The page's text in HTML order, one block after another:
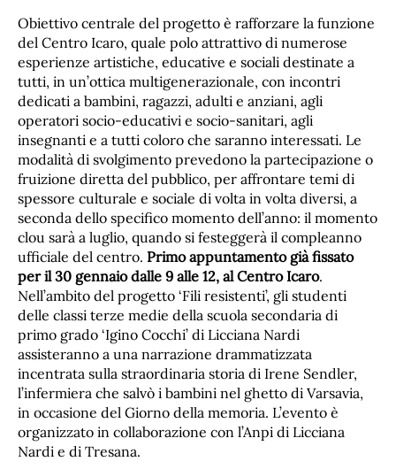
Obiettivo centrale del progetto è rafforzare la funzione
del Centro Icaro, quale polo attrattivo di numerose
esperienze artistiche, educative e sociali destinate a
tutti, in un’ottica multigenerazionale, con incontri
dedicati a bambini, ragazzi, adulti e anziani, agli
operatori socio-educativi e socio-sanitari, agli
insegnanti e a tutti coloro che saranno interessati. Le
modalità di svolgimento prevedono la partecipazione o
fruizione diretta del pubblico, per affrontare temi di
spessore culturale e sociale di volta in volta diversi, a
seconda dello specifico momento dell’anno: il momento
clou sarà a luglio, quando si festeggerà il compleanno
ufficiale del centro. Primo appuntamento già fissato
per il 30 gennaio dalle 9 alle 12, al Centro Icaro.
Nell’ambito del progetto ‘Fili resistenti’, gli studenti
delle classi terze medie della scuola secondaria di
primo grado ‘Igino Cocchi’ di Licciana Nardi
assisteranno a una narrazione drammatizzata
incentrata sulla straordinaria storia di Irene Sendler,
l’infermiera che salvò i bambini nel ghetto di Varsavia,
in occasione del Giorno della memoria. L’evento è
organizzato in collaborazione con l’Anpi di Licciana
Nardi e di Tresana.